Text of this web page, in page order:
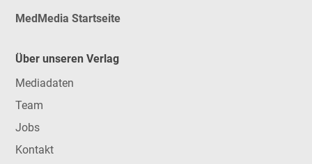
MedMedia Startseite
Über unseren Verlag
Mediadaten
Team
Jobs
Kontakt